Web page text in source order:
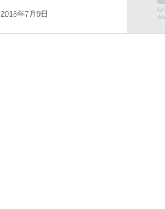
2018年7月9日